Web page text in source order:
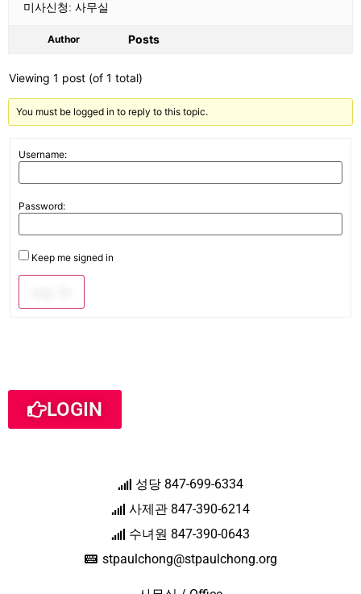
미사신청: 사무실
Author Posts
Viewing 1 post (of 1 total)
You must be logged in to reply to this topic.
Username:
Password:
Keep me signed in
LOGIN
성당 847-699-6334
사제관 847-390-6214
수녀원 847-390-0643
stpaulchong@stpaulchong.org